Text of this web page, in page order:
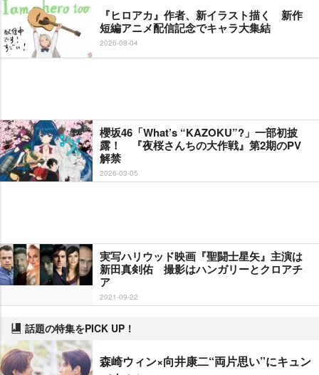
『ヒロアカ』作者、新イラスト描く 新作
短編アニメ配信記念でキャラ大集結
2026-08-04
櫻坂46「What’s “KAZOKU”?」一部初披
露！ 『夜桜さんちの大作戦』第2期のPV
解禁
2026-03-05
実写ハリウッド映画『聖闘士星矢』主演は
新田真剣佑 撮影はハンガリーとクロアチ
ア
2021-09-22
話題の特集をPICK UP！
森崎ウィン×向井康二“両片思い”にキュン